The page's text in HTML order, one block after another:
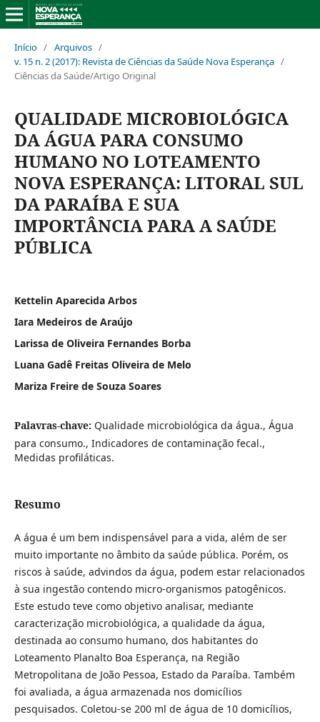
Início / Arquivos /
v. 15 n. 2 (2017): Revista de Ciências da Saúde Nova Esperança /
Ciências da Saúde/Artigo Original
QUALIDADE MICROBIOLÓGICA
DA ÁGUA PARA CONSUMO
HUMANO NO LOTEAMENTO
NOVA ESPERANÇA: LITORAL SUL
DA PARAÍBA E SUA
IMPORTÂNCIA PARA A SAÚDE
PÚBLICA
Kettelin Aparecida Arbos
Iara Medeiros de Araújo
Larissa de Oliveira Fernandes Borba
Luana Gadê Freitas Oliveira de Melo
Mariza Freire de Souza Soares
Palavras-chave: Qualidade microbiológica da água., Água
para consumo., Indicadores de contaminação fecal.,
Medidas profiláticas.
Resumo
A água é um bem indispensável para a vida, além de ser
muito importante no âmbito da saúde pública. Porém, os
riscos à saúde, advindos da água, podem estar relacionados
à sua ingestão contendo micro-organismos patogênicos.
Este estudo teve como objetivo analisar, mediante
caracterização microbiológica, a qualidade da água,
destinada ao consumo humano, dos habitantes do
Loteamento Planalto Boa Esperança, na Região
Metropolitana de João Pessoa, Estado da Paraíba. Também
foi avaliada, a água armazenada nos domicílios
pesquisados. Coletou-se 200 ml de água de 10 domicílios,